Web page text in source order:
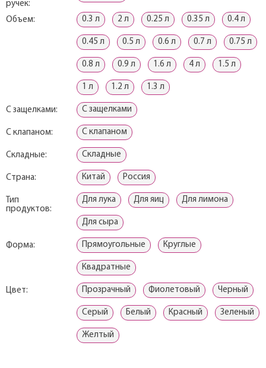
ручек:
Объем: 0.3 л 2 л 0.25 л 0.35 л 0.4 л
0.45 л 0.5 л 0.6 л 0.7 л 0.75 л
0.8 л 0.9 л 1.6 л 4 л 1.5 л
1 л 1.2 л 1.3 л
С защелками: С защелками
С клапаном: С клапаном
Складные: Складные
Страна: Китай Россия
Тип
продуктов:
Для лука Для яиц Для лимона
Для сыра
Форма: Прямоугольные Круглые
Квадратные
Цвет: Прозрачный Фиолетовый Черный
Серый Белый Красный Зеленый
Желтый